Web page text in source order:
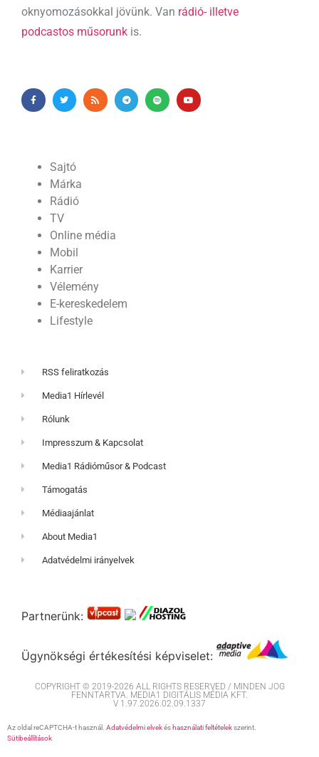
oknyomozásokkal jövünk. Van rádió- illetve
podcastos műsorunk is.
Sajtó
Márka
Rádió
TV
Online média
Mobil
Karrier
Vélemény
E-kereskedelem
Lifestyle
RSS feliratkozás
Media1 Hírlevél
Rólunk
Impresszum & Kapcsolat
Media1 Rádióműsor & Podcast
Támogatás
Médiaajánlat
About Media1
Adatvédelmi irányelvek
Partnerünk:
Ügynökségi értékesítési képviselet:
COPYRIGHT © 2019-2026 ALL RIGHTS RESERVED / MINDEN JOG
FENNTARTVA. MEDIA1 DIGITÁLIS MÉDIA KFT.
V 1.97.2026.02.09.1337
Az oldal reCAPTCHA-t használ. Adatvédelmi elvekés használati feltételekszerint.
Sütibeállítások